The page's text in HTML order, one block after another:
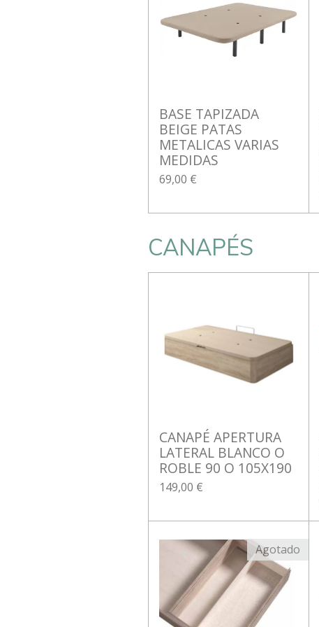
BASE TAPIZADA
BEIGE PATAS
METALICAS VARIAS
MEDIDAS
69,00 €
CANAPÉS
CANAPÉ APERTURA
LATERAL BLANCO O
ROBLE 90 O 105X190
149,00 €
Agotado